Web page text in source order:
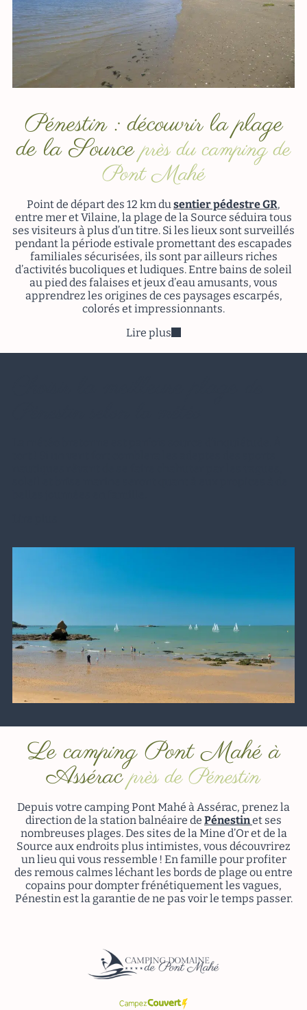
Pénestin : découvrir la plage
de la Sourceprès du camping de
Pont Mahé
Point de départ des 12 km du sentier pédestre GR,
entre mer et Vilaine, la plage de la Source séduira tous
ses visiteurs à plus d’un titre. Si les lieux sont surveillés
pendant la période estivale promettant des escapades
familiales sécurisées, ils sont par ailleurs riches
d’activités bucoliques et ludiques. Entre bains de soleil
au pied des falaises et jeux d’eau amusants, vous
apprendrez les origines de ces paysages escarpés,
colorés et impressionnants.
Lire plus
Le camping Pont Mahé à
Asséracprès de Pénestin
Depuis votre camping Pont Mahé à Assérac, prenez la
direction de la station balnéaire de Pénestinet ses
nombreuses plages. Des sites de la Mine d’Or et de la
Source aux endroits plus intimistes, vous découvrirez
un lieu qui vous ressemble ! En famille pour profiter
des remous calmes léchant les bords de plage ou entre
copains pour dompter frénétiquement les vagues,
Pénestin est la garantie de ne pas voir le temps passer.